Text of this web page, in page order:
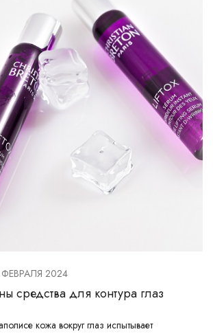
2024
средства для контура глаз
кожа вокруг глаз испытывает